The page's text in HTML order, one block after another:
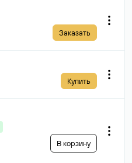
Заказать
Купить
В корзину